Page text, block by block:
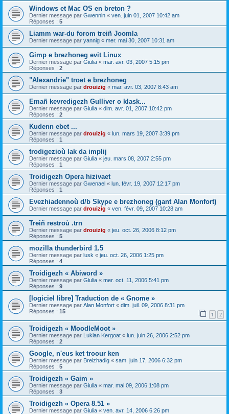
Windows et Mac OS en breton ?
Dernier message par Gwennin « ven. juin 01, 2007 10:42 am
Réponses : 5
Liamm war-du forom treiñ Joomla
Dernier message par yannig « mer. mai 30, 2007 10:31 am
Gimp e brezhoneg evit Linux
Dernier message par Giulia « mar. avr. 03, 2007 5:15 pm
Réponses : 2
"Alexandrie" troet e brezhoneg
Dernier message par drouizig « mar. avr. 03, 2007 8:43 am
Emañ kevredigezh Gulliver o klask...
Dernier message par Giulia « dim. avr. 01, 2007 10:42 pm
Réponses : 2
Kudenn ebet ...
Dernier message par drouizig « lun. mars 19, 2007 3:39 pm
Réponses : 1
trodigezioù lak da implij
Dernier message par Giulia « jeu. mars 08, 2007 2:55 pm
Réponses : 1
Troidigezh Opera hizivaet
Dernier message par Gwenael « lun. févr. 19, 2007 12:17 pm
Réponses : 1
Evezhiadennoù d/b Skype e brezhoneg (gant Alan Monfort)
Dernier message par drouizig « ven. févr. 09, 2007 10:28 am
Treiñ restroù .trn
Dernier message par drouizig « jeu. oct. 26, 2006 8:12 pm
Réponses : 5
mozilla thunderbird 1.5
Dernier message par lusk « jeu. oct. 26, 2006 1:25 pm
Réponses : 4
Troidigezh « Abiword »
Dernier message par Giulia « mer. oct. 11, 2006 5:41 pm
Réponses : 9
[logiciel libre] Traduction de « Gnome »
Dernier message par Alan Monfort « dim. juil. 09, 2006 8:31 pm
Réponses : 15 1 2
Troidigezh « MoodleMoot »
Dernier message par Lukian Kergoat « lun. juin 26, 2006 2:52 pm
Réponses : 2
Google, n'eus ket troour ken
Dernier message par Breizhadig « sam. juin 17, 2006 6:32 pm
Réponses : 5
Troidigezh « Gaim »
Dernier message par Giulia « mar. mai 09, 2006 1:08 pm
Réponses : 3
Troidigezh « Opera 8.51 »
Dernier message par Giulia « ven. avr. 14, 2006 6:26 pm